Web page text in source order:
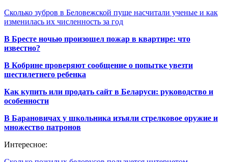
Сколько зубров в Беловежской пуще насчитали ученые и как
изменилась их численность за год
В Бресте ночью произошел пожар в квартире: что
известно?
В Кобрине проверяют сообщение о попытке увезти
шестилетнего ребенка
Как купить или продать сайт в Беларуси: руководство и
особенности
В Барановичах у школьника изъяли стрелковое оружие и
множество патронов
Интересное: